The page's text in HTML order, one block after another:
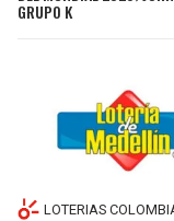
GRUPO K
LOTERIAS